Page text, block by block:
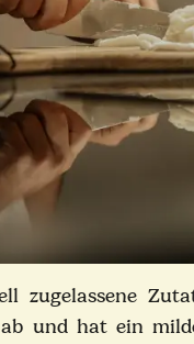
zugelassene
und hat ein